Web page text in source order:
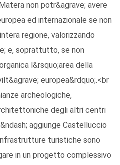
non potr&agrave; avere
ed internazionale se non
regione, valorizzando
e, soprattutto, se non
l&rsquo;area della
europea&rdquo;.<br
archeologiche,
degli altri centri
aggiunge Castelluccio
turistiche sono
in un progetto complessivo